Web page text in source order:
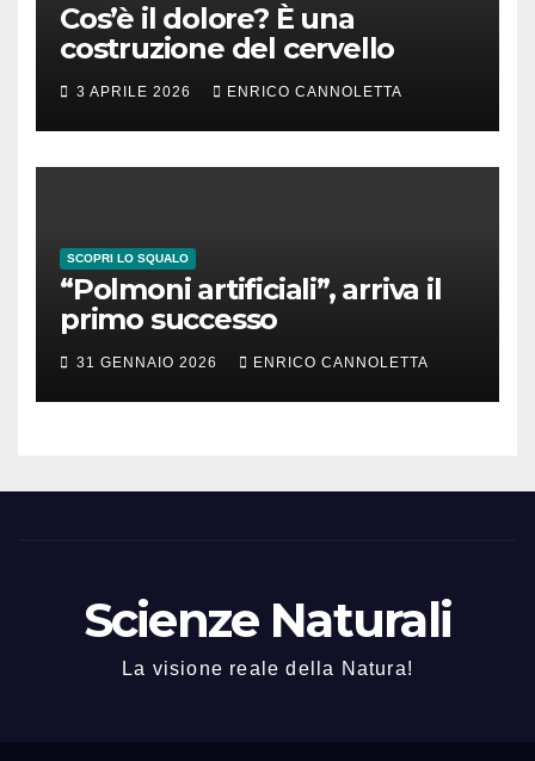
Cos’è il dolore? È una
costruzione del cervello
3 APRILE 2026 ENRICO CANNOLETTA
SCOPRI LO SQUALO
“Polmoni artificiali”, arriva il
primo successo
31 GENNAIO 2026 ENRICO CANNOLETTA
Scienze Naturali
La visione reale della Natura!